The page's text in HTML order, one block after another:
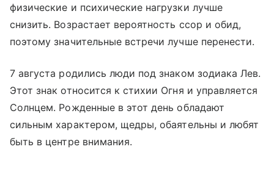
физические и психические нагрузки лучше
снизить. Возрастает вероятность ссор и обид,
поэтому значительные встречи лучше перенести.
7 августа родились люди под знаком зодиака Лев.
Этот знак относится к стихии Огня и управляется
Солнцем. Рожденные в этот день обладают
сильным характером, щедры, обаятельны и любят
быть в центре внимания.